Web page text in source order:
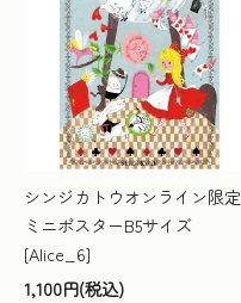
シンジカトウオンライン限定
ミニポスターB5サイズ
[Alice_6]
1,100円(税込)